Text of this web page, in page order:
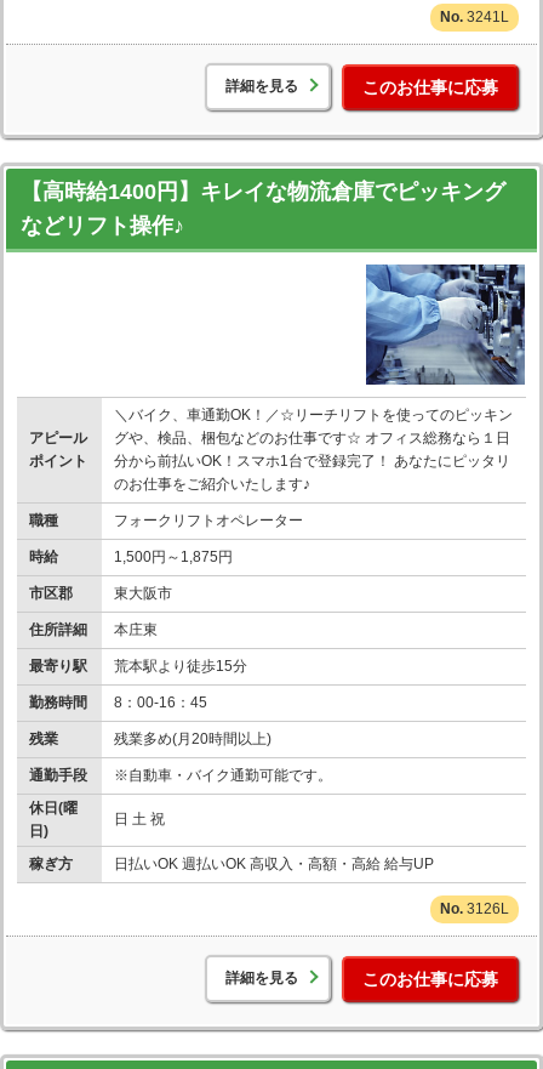
3241L
詳細を見る このお仕事に応募
【高時給1400円】キレイな物流倉庫でピッキング
などリフト操作♪
アピール
ポイント
＼バイク、車通勤OK！／☆リーチリフトを使ってのピッキン
グや、検品、梱包などのお仕事です☆ オフィス総務なら１日
分から前払いOK！スマホ1台で登録完了！ あなたにピッタリ
のお仕事をご紹介いたします♪
職種 フォークリフトオペレーター
時給 1,500円～1,875円
市区郡 東大阪市
住所詳細 本庄東
最寄り駅 荒本駅より徒歩15分
勤務時間 8：00-16：45
残業 残業多め(月20時間以上)
通勤手段
※自動車・バイク通勤可能です。
休日(曜
日)
日 土 祝
稼ぎ方 日払いOK 週払いOK 高収入・高額・高給 給与UP
3126L
詳細を見る このお仕事に応募